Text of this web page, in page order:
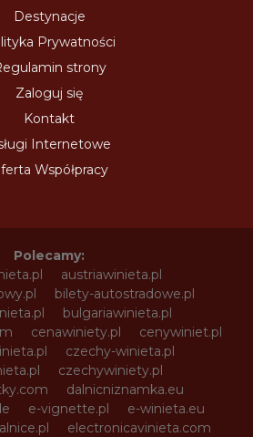
Destynacje
Prywatności
strony
Zaloguj się
Kontakt
Internetowe
Współpracy
Polecamy:
austriawinieta.pl
bilety-autostradowe.pl
bulgariawinieta.pl
cenawiniety.pl
cenywiniet.pl
czechy-winieta.pl
czechywiniety.pl
dalnicniznamka.eu
e-vignette.pl
e-winieta.eu
electronicavinieta.com